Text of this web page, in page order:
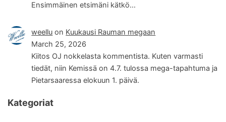
Ensimmäinen etsimäni kätkö…
weellu on Kuukausi Rauman megaan
March 25, 2026
Kiitos OJ nokkelasta kommentista. Kuten varmasti
tiedät, niin Kemissä on 4.7. tulossa mega-tapahtuma ja
Pietarsaaressa elokuun 1. päivä.
Kategoriat